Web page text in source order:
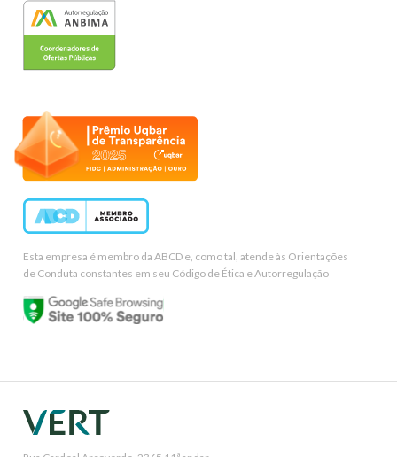
Esta empresa é membro da ABCD e, como tal, atende às Orientações
de Conduta constantes em seu Código de Ética e Autorregulação